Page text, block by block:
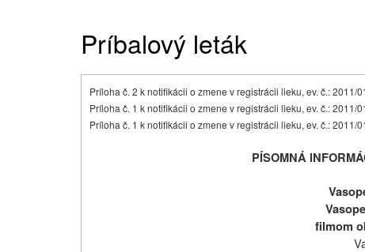
Príbalový leták
Príloha č. 2 k notifikácii o zmene v registrácii lieku, ev. č.: 2011/
Príloha č. 1 k notifikácii o zmene v registrácii lieku, ev. č.: 2011/
Príloha č. 1 k notifikácii o zmene v registrácii lieku, ev. č.: 2011/
PÍSOMNÁ
filmom